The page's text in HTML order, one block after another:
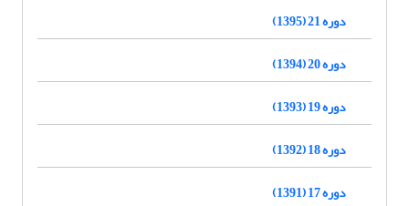
دوره 21 (1395)
دوره 20 (1394)
دوره 19 (1393)
دوره 18 (1392)
دوره 17 (1391)